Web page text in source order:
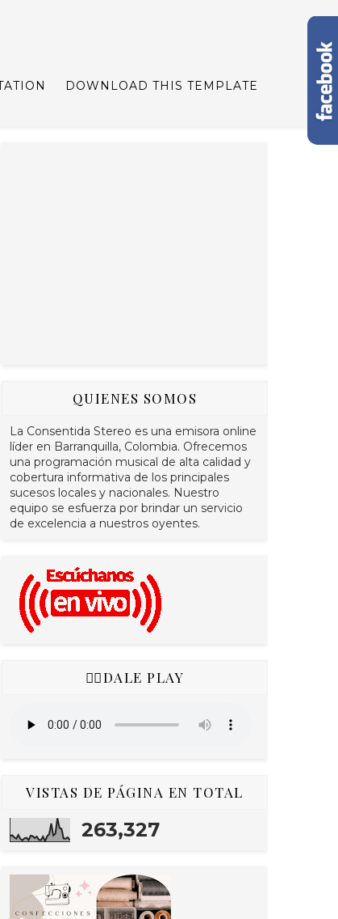
DOWNLOAD THIS TEMPLATE
QUIENES SOMOS
La Consentida Stereo es una emisora online
líder en Barranquilla, Colombia. Ofrecemos
una programación musical de alta calidad y
cobertura informativa de los principales
sucesos locales y nacionales. Nuestro
equipo se esfuerza por brindar un servicio
de excelencia a nuestros oyentes.
👇🏻DALE PLAY
VISTAS DE PÁGINA EN TOTAL
263,327